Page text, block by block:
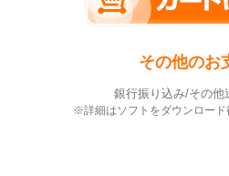
その他のお
銀行振り込み/その他
※詳細はソフトをダウンロード